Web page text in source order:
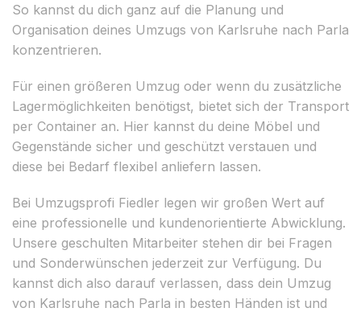
So kannst du dich ganz auf die Planung und
Organisation deines Umzugs von Karlsruhe nach Parla
konzentrieren.
Für einen größeren Umzug oder wenn du zusätzliche
Lagermöglichkeiten benötigst, bietet sich der Transport
per Container an. Hier kannst du deine Möbel und
Gegenstände sicher und geschützt verstauen und
diese bei Bedarf flexibel anliefern lassen.
Bei Umzugsprofi Fiedler legen wir großen Wert auf
eine professionelle und kundenorientierte Abwicklung.
Unsere geschulten Mitarbeiter stehen dir bei Fragen
und Sonderwünschen jederzeit zur Verfügung. Du
kannst dich also darauf verlassen, dass dein Umzug
von Karlsruhe nach Parla in besten Händen ist und